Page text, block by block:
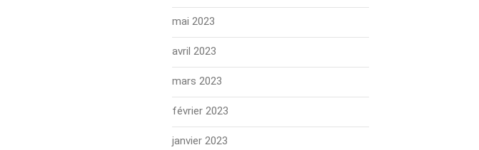
mai 2023
avril 2023
mars 2023
février 2023
janvier 2023